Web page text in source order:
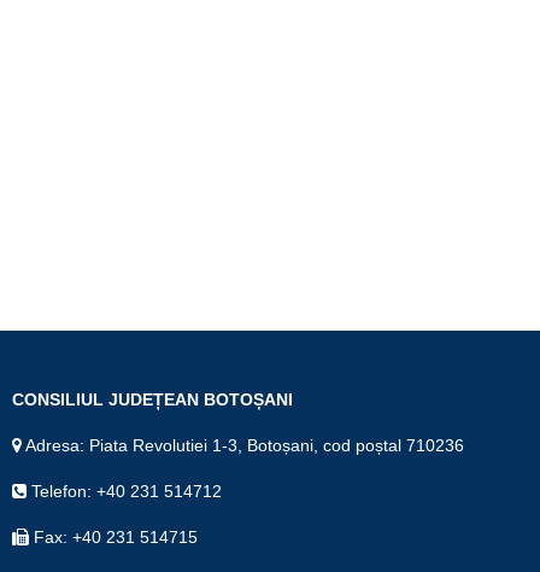
CONSILIUL JUDEȚEAN BOTOȘANI
Adresa: Piata Revolutiei 1-3, Botoșani, cod poștal 710236
Telefon: +40 231 514712
Fax: +40 231 514715